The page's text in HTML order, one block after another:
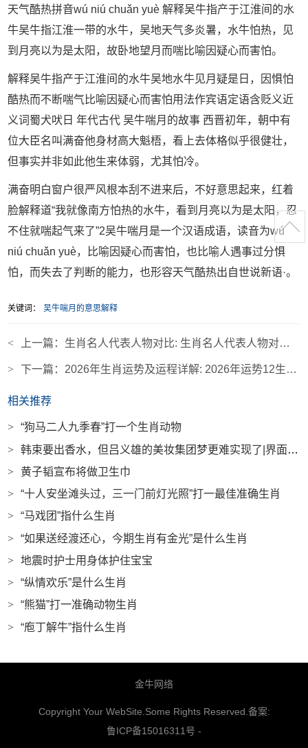
天气酷热拼音wú niú chuǎn yuè 解释吴牛指产于江淮间的水
牛吴牛指江淮一带的水牛，吴地天气多炎暑，水牛怕热，见
到月亮以为是太阳，故卧地望月而喘比喻因疑心而害怕。
解释吴牛指产于江淮间的水牛吴地水牛见月疑是日，因惧怕
酷热而不断喘气比喻因疑心而害怕用法作宾语定语含贬义近
义词蜀犬吠日 年代古代 吴牛喘月的故事 西晋初年，朝中有
位大臣名叫满奋他身材高大魁梧，看上去体格似乎很健壮，
但事实并非如此他生来体弱，尤其怕冷。
满奋明白窗户很严风根本刮不进来后，不好意思起来，红着
脸解释道“我就像南方怕热的水牛，看到月亮以为是太阳，忍
不住就喘起气来了”2吴牛喘月是一个汉语成语，读音为wú
niú chuǎn yuè，比喻因疑心而害怕，也比喻人遇事过分惧
怕，而失去了判断的能力，也形容天气酷热出自世说新语·。
关键词： 吴牛喘月的意思解释
< 上一篇： 生肖名人代表人物对比: 生肖名人代表人物对比图
> 下一篇： 2026年生肖运势及运程详解: 2026年运势12生肖运势详解
相关推荐
>
“狗马二人九季春”打一个生肖动物
>
韩束要出香水，但吕义雄的美妆集团梦更难实现了|界面新闻 · 时尚
>
黄子韬宣布将做卫生巾
>
“十人安坐滩头过，三一门前灯光照”打一最佳准确生肖
>
“马戏团”指什么生肖
>
“如果送经渡还心，今期生肖有金光”是什么生肖
>
地震时护士用身体护住宝宝
>
“纵情欢乐”是什么生肖
>
“熊猫”打一准确动物生肖
>
“庖丁解牛”指什么生肖
金牛网络
Copyright Your WebSite.Some Rights Reserved.备案:
鲁ICP备15016311号 -